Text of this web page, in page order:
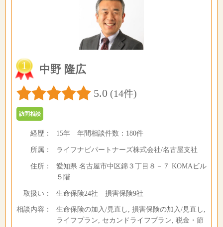
1
中野 隆広
5.0 (14件)
訪問相談
経歴： 15年年間相談件数： 180件
所属： ライフナビパートナーズ株式会社/名古屋支社
住所：
愛知県 名古屋市中区錦３丁目８－７ KOMAビル
５階
取扱い： 生命保険24社 損害保険9社
相談内容：
生命保険の加入/見直し, 損害保険の加入/見直し,
ライフプラン, セカンドライフプラン, 税金・節